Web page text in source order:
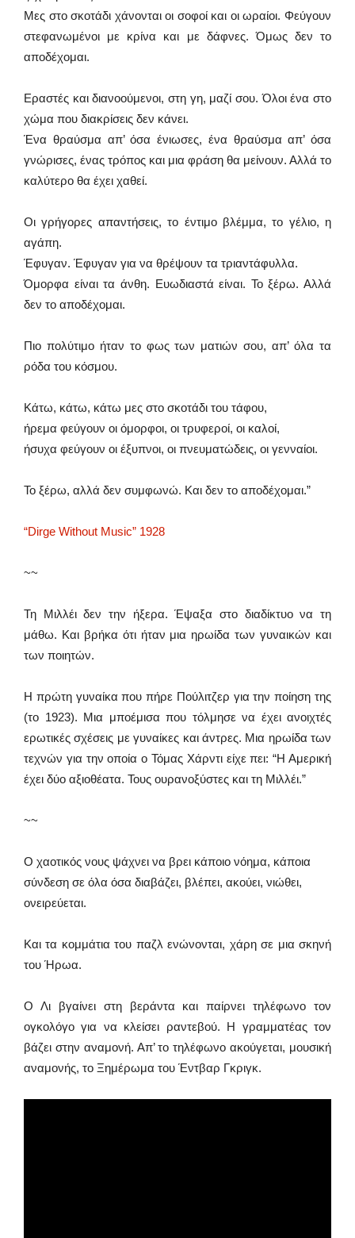
Μες στο σκοτάδι χάνονται οι σοφοί και οι ωραίοι. Φεύγουν
στεφανωμένοι με κρίνα και με δάφνες. Όμως δεν το
αποδέχομαι.
Εραστές και διανοούμενοι, στη γη, μαζί σου. Όλοι ένα στο
χώμα που διακρίσεις δεν κάνει.
Ένα θραύσμα απ’ όσα ένιωσες, ένα θραύσμα απ’ όσα
γνώρισες, ένας τρόπος και μια φράση θα μείνουν. Αλλά το
καλύτερο θα έχει χαθεί.
Οι γρήγορες απαντήσεις, το έντιμο βλέμμα, το γέλιο, η
αγάπη.
Έφυγαν. Έφυγαν για να θρέψουν τα τριαντάφυλλα.
Όμορφα είναι τα άνθη. Ευωδιαστά είναι. Το ξέρω. Αλλά
δεν το αποδέχομαι.
Πιο πολύτιμο ήταν το φως των ματιών σου, απ’ όλα τα
ρόδα του κόσμου.
Κάτω, κάτω, κάτω μες στο σκοτάδι του τάφου,
ήρεμα φεύγουν οι όμορφοι, οι τρυφεροί, οι καλοί,
ήσυχα φεύγουν οι έξυπνοι, οι πνευματώδεις, οι γενναίοι.
Το ξέρω, αλλά δεν συμφωνώ. Και δεν το αποδέχομαι.”
“Dirge Without Music” 1928
~~
Τη Μιλλέι δεν την ήξερα. Έψαξα στο διαδίκτυο να τη
μάθω. Και βρήκα ότι ήταν μια ηρωίδα των γυναικών και
των ποιητών.
Η πρώτη γυναίκα που πήρε Πούλιτζερ για την ποίηση της
(το 1923). Μια μποέμισα που τόλμησε να έχει ανοιχτές
ερωτικές σχέσεις με γυναίκες και άντρες. Μια ηρωίδα των
τεχνών για την οποία ο Τόμας Χάρντι είχε πει: “Η Αμερική
έχει δύο αξιοθέατα. Τους ουρανοξύστες και τη Μιλλέι.”
~~
Ο χαοτικός νους ψάχνει να βρει κάποιο νόημα, κάποια
σύνδεση σε όλα όσα διαβάζει, βλέπει, ακούει, νιώθει,
ονειρεύεται.
Και τα κομμάτια του παζλ ενώνονται, χάρη σε μια σκηνή
του Ήρωα.
Ο Λι βγαίνει στη βεράντα και παίρνει τηλέφωνο τον
ογκολόγο για να κλείσει ραντεβού. Η γραμματέας τον
βάζει στην αναμονή. Απ’ το τηλέφωνο ακούγεται, μουσική
αναμονής, το Ξημέρωμα του Έντβαρ Γκριγκ.